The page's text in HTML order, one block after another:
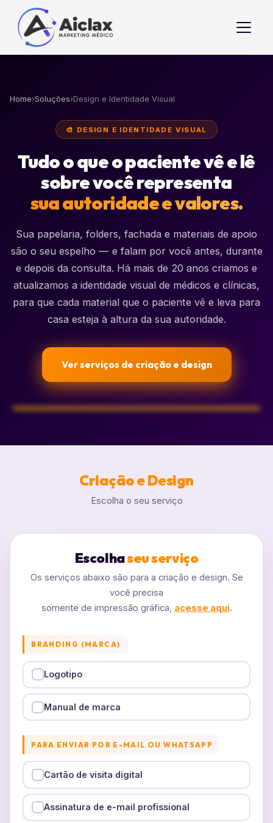
Home›Soluções›Design e Identidade Visual
🎨 DESIGN E IDENTIDADE VISUAL
Tudo o que o paciente vê e lê
sobre você representa
sua autoridade e valores.
Sua papelaria, folders, fachada e materiais de apoio
são o seu espelho — e falam por você antes, durante
e depois da consulta. Há mais de 20 anos criamos e
atualizamos a identidade visual de médicos e clínicas,
para que cada material que o paciente vê e leva para
casa esteja à altura da sua autoridade.
Ver serviços de criação e design
Criação e Design
Escolha o seu serviço
Escolhaseu serviço
Os serviços abaixo são para a criação e design. Se
você precisa
somente de impressão gráfica, acesse aqui.
BRANDING (MARCA)
Logotipo
Manual de marca
PARA ENVIAR POR E-MAIL OU WHATSAPP
Cartão de visita digital
Assinatura de e-mail profissional